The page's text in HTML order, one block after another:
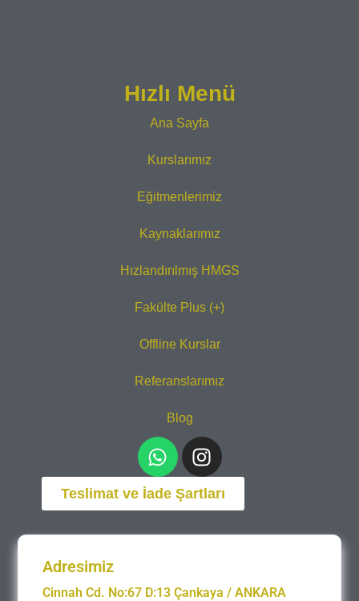
Hızlı Menü
Ana Sayfa
Kurslarımız
Eğitmenlerimiz
Kaynaklarımız
Hızlandırılmış HMGS
Fakülte Plus (+)
Offline Kurslar
Referanslarımız
Blog
Teslimat ve İade Şartları
Adresimiz
Cinnah Cd. No:67 D:13 Çankaya / ANKARA